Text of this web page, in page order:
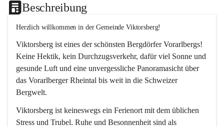
Beschreibung
Herzlich willkommen in der Gemeinde Viktorsberg!
Viktorsberg ist eines der schönsten Bergdörfer Vorarlbergs!
Keine Hektik, kein Durchzugsverkehr, dafür viel Sonne und
gesunde Luft und eine unvergessliche Panoramasicht über
das Vorarlberger Rheintal bis weit in die Schweizer
Bergwelt.
Viktorsberg ist keineswegs ein Ferienort mit dem üblichen
Stress und Trubel. Ruhe und Besonnenheit sind als